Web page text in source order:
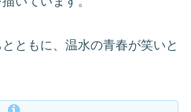
ともに、温水の青春が笑いと